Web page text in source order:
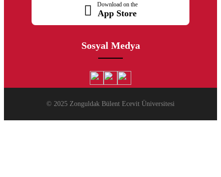
Download on the
App Store
Sosyal Medya
© 2025 Zonguldak Bülent Ecevit Üniversitesi